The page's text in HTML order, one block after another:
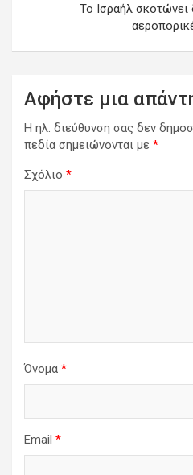
Το Ισραήλ
Αφήστε μια
Η ηλ. διεύθυνση σας δεν
πεδία σημειώνονται με *
Σχόλιο *
Όνομα *
Email *